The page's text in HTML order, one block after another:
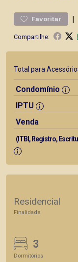
Favoritar |
Compartilhe:
Total para
Condomínio
IPTU
Venda
(ITBI, Registro,
Residencial
Finalidade
3
Dormitórios